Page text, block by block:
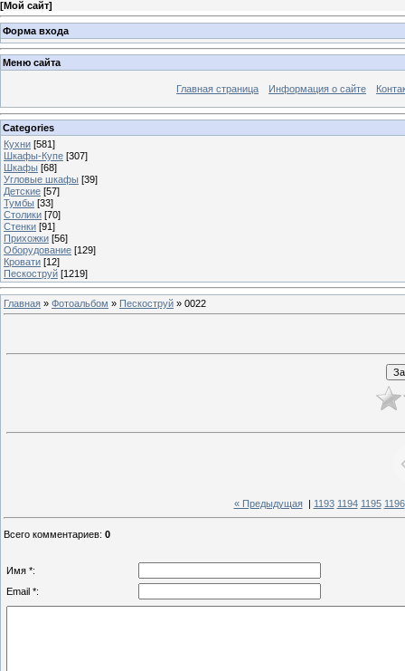
[Мой сайт]
Форма входа
Меню сайта
Главная страница Информация о сайте
Categories
Кухни [581]
Шкафы-Купе [307]
Шкафы [68]
Угловые шкафы [39]
Детские [57]
Тумбы [33]
Столики [70]
Стенки [91]
Прихожки [56]
Оборудование [129]
Кровати [12]
Пескоструй [1219]
Главная » Фотоальбом » Пескоструй » 0022
« Предыдущая| 1193 1194 1195 1196
Всего комментариев: 0
Имя *:
Email *: